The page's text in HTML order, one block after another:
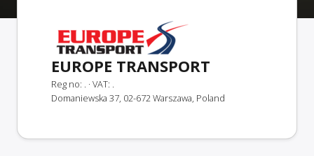
EUROPE TRANSPORT
Reg no: . · VAT: .
Domaniewska 37, 02-672 Warszawa, Poland